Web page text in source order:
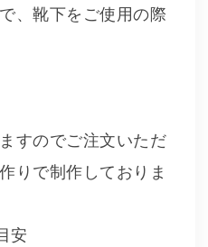
、靴下をご使用の際
すのでご注文いただ
りで制作しておりま
安